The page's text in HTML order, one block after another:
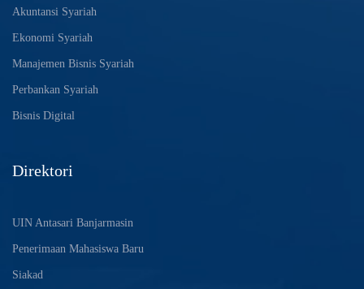
Akuntansi Syariah
Ekonomi Syariah
Manajemen Bisnis Syariah
Perbankan Syariah
Bisnis Digital
Direktori
UIN Antasari Banjarmasin
Penerimaan Mahasiswa Baru
Siakad